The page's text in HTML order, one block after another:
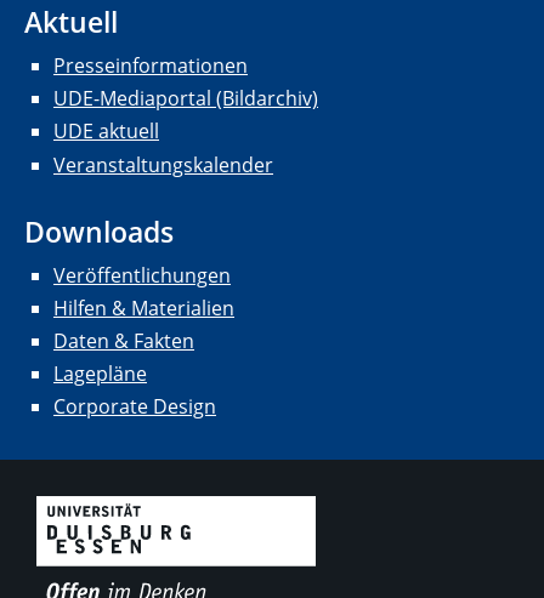
Aktuell
Presseinformationen
UDE-Mediaportal (Bildarchiv)
UDE aktuell
Veranstaltungskalender
Downloads
Veröffentlichungen
Hilfen & Materialien
Daten & Fakten
Lagepläne
Corporate Design